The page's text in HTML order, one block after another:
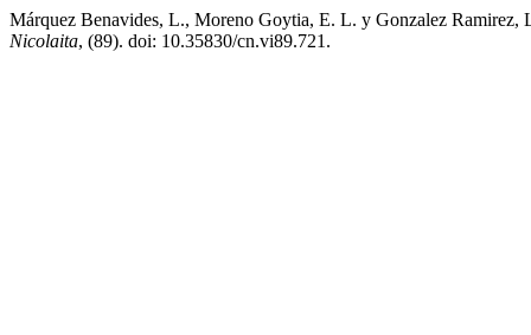
Márquez Benavides, L., Moreno Goytia, E. L. y Gonzalez
Nicolaita, (89). doi: 10.35830/cn.vi89.721.